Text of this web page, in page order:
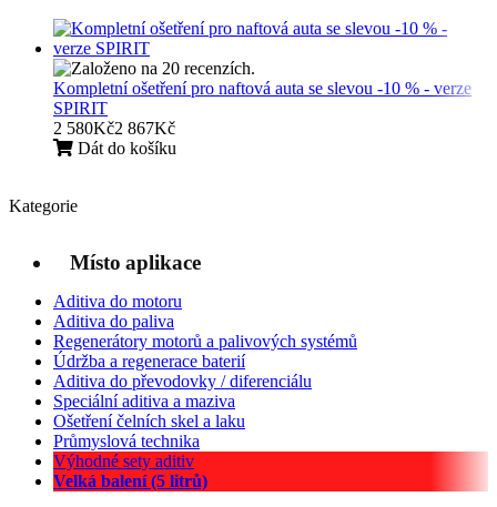
Kompletní ošetření pro naftová auta se slevou -10 % - verze
SPIRIT
2 580Kč2 867Kč
Dát do košíku
Kategorie
Místo aplikace
Aditiva do motoru
Aditiva do paliva
Regenerátory motorů a palivových systémů
Údržba a regenerace baterií
Aditiva do převodovky / diferenciálu
Speciální aditiva a maziva
Ošetření čelních skel a laku
Průmyslová technika
Výhodné sety aditiv
Velká balení (5 litrů)